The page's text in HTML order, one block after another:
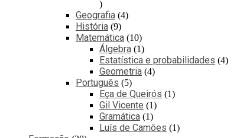
Geografia 4
História 9
Matemática 10
Álgebra 1
Estatística e probabilidades 4
Geometria 4
Português 5
Eça de Queirós 1
Gil Vicente 1
Gramática 1
Luís de Camões 1